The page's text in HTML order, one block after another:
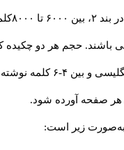
باشد.
کمتر از ۲۰۰ و بیشتر از ۲۵۰
نوشته شود.
هر صفحه آورده شود.
به‌صورت زیر است: